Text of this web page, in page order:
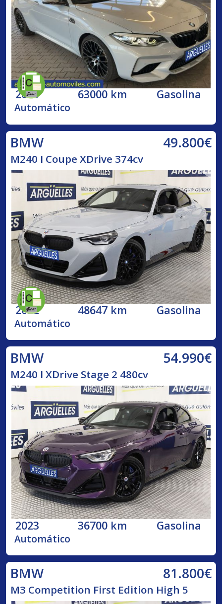
2019 63000 km Gasolina
Automático
BMW 49.800€
M240 I Coupe XDrive 374cv
2022 48647 km Gasolina
Automático
BMW 54.990€
M240 I XDrive Stage 2 480cv
2023 36700 km Gasolina
Automático
BMW 81.800€
M3 Competition First Edition High 5